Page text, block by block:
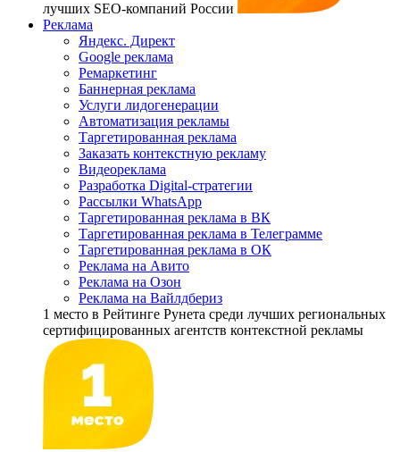
лучших SEO-компаний России
Реклама
Яндекс. Директ
Google реклама
Ремаркетинг
Баннерная реклама
Услуги лидогенерации
Автоматизация рекламы
Таргетированная реклама
Заказать контекстную рекламу
Видеореклама
Разработка Digital-стратегии
Рассылки WhatsApp
Таргетированная реклама в ВК
Таргетированная реклама в Телеграмме
Таргетированная реклама в ОК
Реклама на Авито
Реклама на Озон
Реклама на Вайлдбериз
1 место в Рейтинге Рунета cреди лучших региональных
сертифицированных агентств контекстной рекламы